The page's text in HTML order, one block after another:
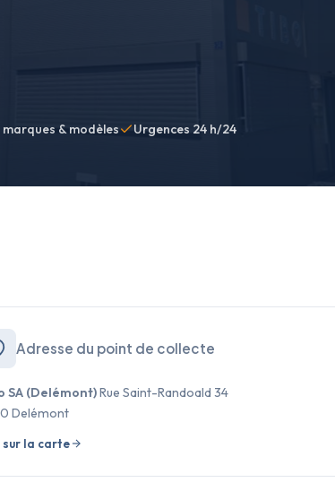
marques & modèles Urgences 24 h/24
Adresse du point de collecte
SA (Delémont)Rue Saint-Randoald 34
Delémont
sur la carte